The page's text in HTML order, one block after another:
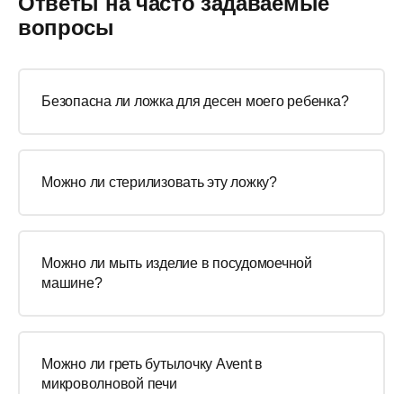
вопросы
Безопасна ли ложка для десен моего ребенка?
Можно ли стерилизовать эту ложку?
Можно ли мыть изделие в посудомоечной
машине?
Можно ли греть бутылочку Avent в
микроволновой печи